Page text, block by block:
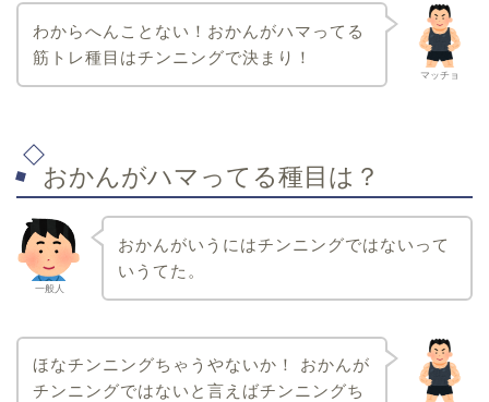
マッチョ
わからへんことない！おかんがハマってる
筋トレ種目はチンニングで決まり！
おかんがハマってる種目は？
一般人
おかんがいうにはチンニングではないって
いうてた。
ほなチンニングちゃうやないか！ おかんが
チンニングではないと言えばチンニングち